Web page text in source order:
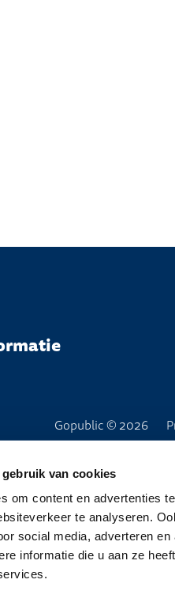
van cookies
om content en advertenties
te analyseren.
social media, adverteren
informatie die u aan ze
Gopublic © 2026